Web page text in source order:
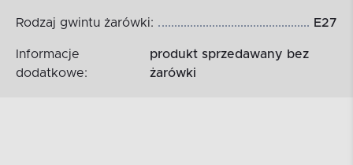
Rodzaj gwintu żarówki: E27
Informacje
dodatkowe:
produkt sprzedawany bez
żarówki